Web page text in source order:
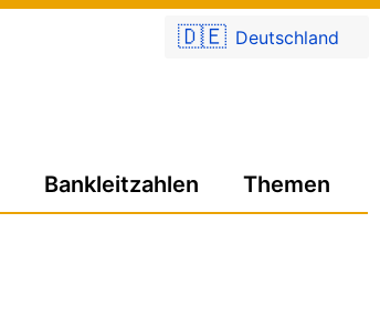
🇩🇪 Deutschland
Bankleitzahlen Themen